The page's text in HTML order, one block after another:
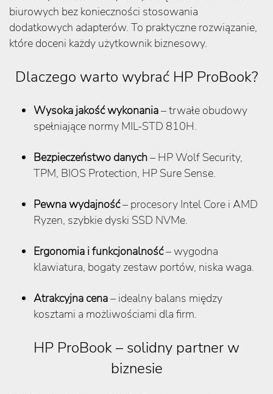
biurowych bez konieczności stosowania
dodatkowych adapterów. To praktyczne rozwiązanie,
które doceni każdy użytkownik biznesowy.
Dlaczego warto wybrać HP ProBook?
Wysoka jakość wykonania– trwałe obudowy
spełniające normy MIL-STD 810H.
Bezpieczeństwo danych– HP Wolf Security,
TPM, BIOS Protection, HP Sure Sense.
Pewna wydajność– procesory Intel Core i AMD
Ryzen, szybkie dyski SSD NVMe.
Ergonomia i funkcjonalność– wygodna
klawiatura, bogaty zestaw portów, niska waga.
Atrakcyjna cena– idealny balans między
kosztami a możliwościami dla firm.
HP ProBook – solidny partner w
biznesie